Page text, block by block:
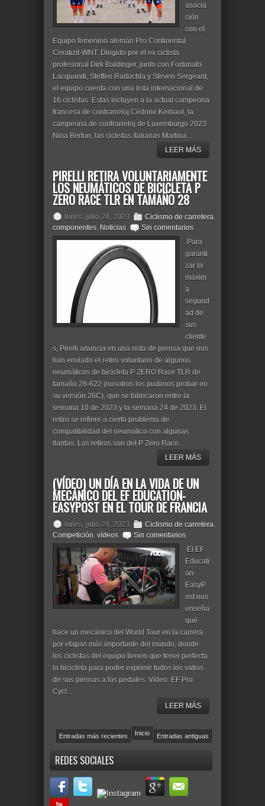
asocia
ción
con el
Equipo femenino alemán Pro Continental
Ceratizit-WNT. Dirigido por el ex ciclista
profesional Dirk Baldinger, junto con Fortunato
Lacquaniti, Steffen Radochla y Steven Sergeant,
el equipo cuenta con una lista internacional de
16 ciclistas. Estas incluyen a la actual campeona
francesa de contrarreloj Cédrine Kerbaol, la
campeona de contrarreloj de Luxemburgo 2023
Nina Berton, las ciclistas italianas Martina...
LEER MÁS
PIRELLI RETIRA VOLUNTARIAMENTE
LOS NEUMÁTICOS DE BICICLETA P
ZERO RACE TLR EN TAMAÑO 28
lunes, julio 24, 2023 Ciclismo de carretera,
componentes, Noticias
Sin comentarios
Para
garanti
zar la
máxim
a
segurid
ad de
sus
cliente
s, Pirelli anuncia en una nota de prensa que nos
han enviado el retiro voluntario de algunos
neumáticos de bicicleta P ZERO Race TLR de
tamaño 28-622 (nosotros los pudimos probar en
su versión 26C), que se fabricaron entre la
semana 10 de 2023 y la semana 24 de 2023. El
retiro se refiere a cierto problema de
compatibilidad del neumático con algunas
llantas. Los retiros son del P Zero Race...
LEER MÁS
(VÍDEO) UN DÍA EN LA VIDA DE UN
MECÁNICO DEL EF EDUCATION-
EASYPOST EN EL TOUR DE FRANCIA
lunes, julio 24, 2023 Ciclismo de carretera,
Competición, vídeos
Sin comentarios
El EF
Educati
on-
EasyP
ost nos
enseña
qué
hace un mecánico del World Tour en la carrera
por etapas más importante del mundo, donde
los ciclistas del equipo tienen que tener perfecta
la bicicleta para poder exprimir todos los vatios
de sus piernas a los pedales. Vídeo: EF Pro
Cycl...
LEER MÁS
Entradas más recientes Entradas antiguas
Inicio
REDES SOCIALES